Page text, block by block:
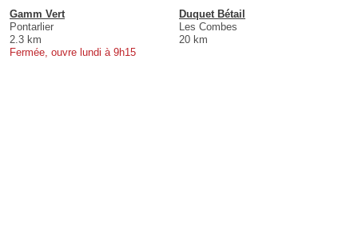
Gamm Vert
Pontarlier
2.3 km
Fermée, ouvre lundi à 9h15
Duquet Bétail
Les Combes
20 km